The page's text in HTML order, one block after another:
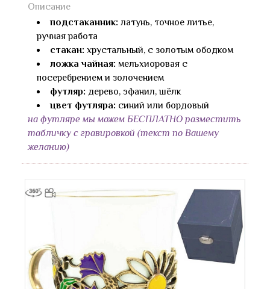
Описание
подстаканник: латунь, точное литье,
ручная работа
стакан: хрустальный, с золотым ободком
ложка чайная: мельхиоровая с
посеребрением и золочением
футляр: дерево, эфанил, шёлк
цвет футляра: синий или бордовый
на футляре мы можем БЕСПЛАТНО разместить
табличку с гравировкой (текст по Вашему
желанию)